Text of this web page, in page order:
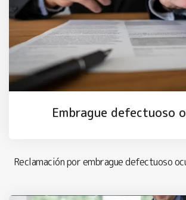
Embrague defectuoso
Reclamación por embrague defectuoso